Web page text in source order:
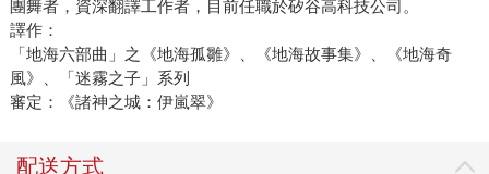
團舞者，資深翻譯工作者，目前任職於矽谷高科技公司。
譯作：
「地海六部曲」之《地海孤雛》、《地海故事集》、《地海奇
風》、「迷霧之子」系列
審定：《諸神之城：伊嵐翠》
配送方式